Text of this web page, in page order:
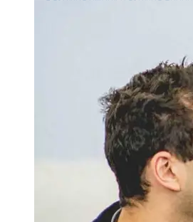
Rakovina dělohy
Příznaky, příčiny,
Rakovina dělohy